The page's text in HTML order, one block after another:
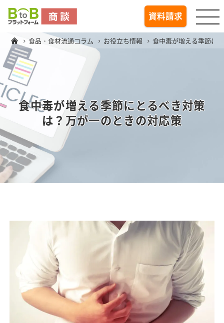
資料請求
食品・食材流通コラム お役立ち情報 食中毒が増える季節に
食中毒が増える季節にとるべき対策
は？万が一のときの対応策